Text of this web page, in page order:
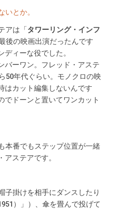
いとか。
アは「タワーリング・インフ
後の映画出演だったんです
ディーな役でした。
バーワン。フレッド・アステ
50年代ぐらい。モノクロの映
はカット編集しないんです
でドーンと置いてワンカット
本番でもステップ位置が一緒
アステアです。
子掛けを相手にダンスしたり
1951）」）、傘を畳んで投げて